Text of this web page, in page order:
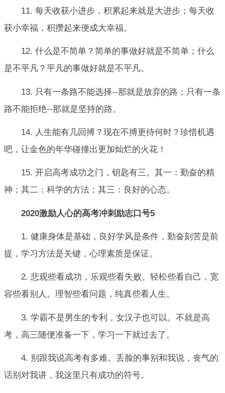
11. 每天收获小进步，积累起来就是大进步；每天收
获小幸福，积攒起来便成大幸福。
12. 什么是不简单？简单的事做好就是不简单；什么
是不平凡？平凡的事做好就是不平凡。
13. 只有一条路不能选择--那就是放弃的路；只有一条
路不能拒绝--那就是坚持的路。
14. 人生能有几回搏？现在不搏更待何时？珍惜机遇
吧，让金色的年华碰撞出更加灿烂的火花！
15. 开启高考成功之门，钥匙有三。其一：勤奋的精
神；其二：科学的方法；其三：良好的心态。
2020激励人心的高考冲刺励志口号5
1. 健康身体是基础，良好学风是条件，勤奋刻苦是前
提，学习方法是关键，心理素质是保证。
2. 悲观些看成功，乐观些看失败。轻松些看自己，宽
容些看别人。理智些看问题，纯真些看人生。
3. 学霸不是男生的专利，女汉子也可以。不就是高
考，高三随便准备一下，学习一下就过去了。
4. 别跟我说高考有多难。丢脸的事别和我说，丧气的
话别对我讲，我这里只有成功的符号。